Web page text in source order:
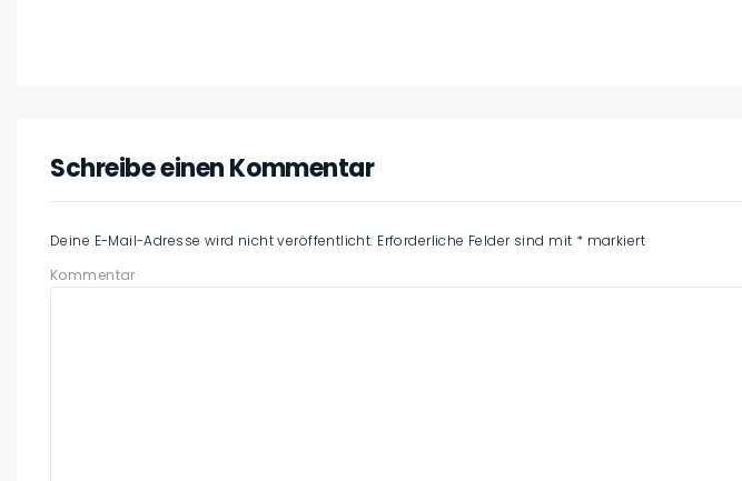
Schreibe einen Kommentar
Deine E-Mail-Adresse wird nicht veröffentlicht. Erforderliche Felder sind mit * markiert
Kommentar